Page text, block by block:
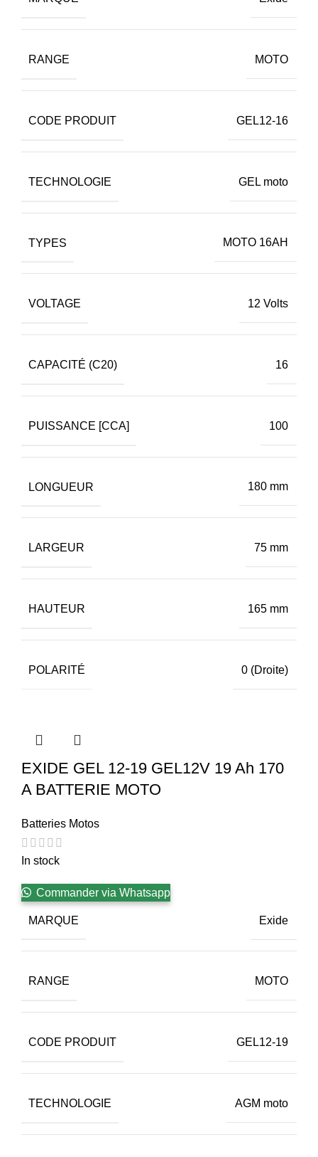
RANGE MOTO
CODE PRODUIT GEL12-16
TECHNOLOGIE GEL moto
TYPES MOTO 16AH
VOLTAGE 12 Volts
CAPACITÉ (C20) 16
PUISSANCE [CCA] 100
LONGUEUR 180 mm
LARGEUR 75 mm
HAUTEUR 165 mm
POLARITÉ 0 (Droite)
EXIDE GEL 12-19 GEL12V 19 Ah 170
A BATTERIE MOTO
Batteries Motos
In stock
Commander via Whatsapp
MARQUE Exide
RANGE MOTO
CODE PRODUIT GEL12-19
TECHNOLOGIE AGM moto